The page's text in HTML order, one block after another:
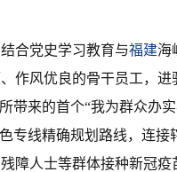
合党史学习教育与福建海
作风优良的骨干员工，
带来的首个“我为群众办
专线精确规划路线，连
障人士等群体接种新冠疫